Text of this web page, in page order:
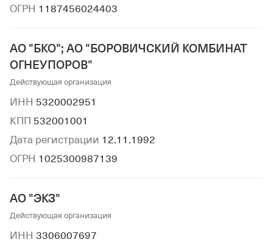
ОГРН 1187456024403
АО "БКО"; АО "БОРОВИЧСКИЙ КОМБИНАТ
ОГНЕУПОРОВ"
Действующая организация
ИНН 5320002951
КПП 532001001
Дата регистрации 12.11.1992
ОГРН 1025300987139
АО "ЭКЗ"
Действующая организация
ИНН 3306007697